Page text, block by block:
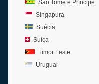
São Tomé e Príncipe
Singapura
Suécia
Suíça
Timor Leste
Uruguai